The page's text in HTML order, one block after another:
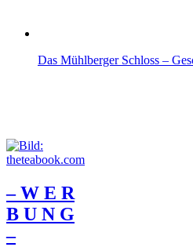
Das Mühlberger Schloss –
– W Ε R
Β U Ν G
–